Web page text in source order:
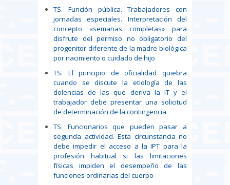
TS. Función pública. Trabajadores con
jornadas especiales. Interpretación del
concepto «semanas completas» para
disfrute del permiso no obligatorio del
progenitor diferente de la madre biológica
por nacimiento o cuidado de hijo
TS. El principio de oficialidad quiebra
cuando se discute la etiología de las
dolencias de las que deriva la IT y el
trabajador debe presentar una solicitud
de determinación de la contingencia
TS. Funcionarios que pueden pasar a
segunda actividad. Esta circunstancia no
debe impedir el acceso a la IPT para la
profesión habitual si las limitaciones
físicas impiden el desempeño de las
funciones ordinarias del cuerpo